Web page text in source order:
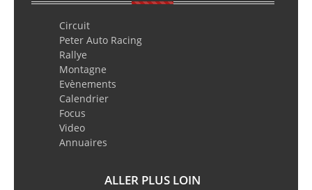
Circuit
Peter Auto Racing
Rallye
Montagne
Evènements
Calendrier
Focus
Video
Annuaires
ALLER PLUS LOIN